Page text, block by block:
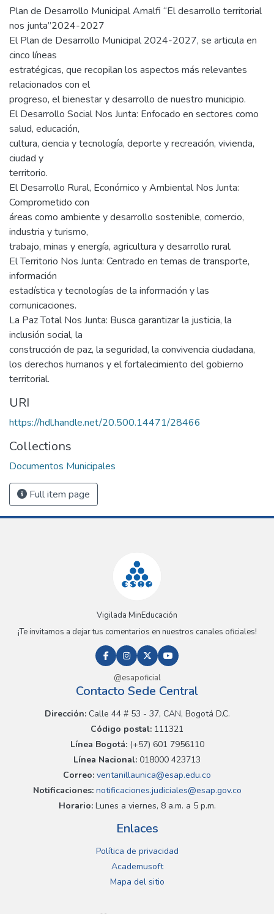
Plan de Desarrollo Municipal Amalfi “El desarrollo territorial
nos junta”2024-2027
El Plan de Desarrollo Municipal 2024-2027, se articula en
cinco líneas
estratégicas, que recopilan los aspectos más relevantes
relacionados con el
progreso, el bienestar y desarrollo de nuestro municipio.
El Desarrollo Social Nos Junta: Enfocado en sectores como
salud, educación,
cultura, ciencia y tecnología, deporte y recreación, vivienda,
ciudad y
territorio.
El Desarrollo Rural, Económico y Ambiental Nos Junta:
Comprometido con
áreas como ambiente y desarrollo sostenible, comercio,
industria y turismo,
trabajo, minas y energía, agricultura y desarrollo rural.
El Territorio Nos Junta: Centrado en temas de transporte,
información
estadística y tecnologías de la información y las
comunicaciones.
La Paz Total Nos Junta: Busca garantizar la justicia, la
inclusión social, la
construcción de paz, la seguridad, la convivencia ciudadana,
los derechos humanos y el fortalecimiento del gobierno
territorial.
URI
https://hdl.handle.net/20.500.14471/28466
Collections
Documentos Municipales
Full item page
Vigilada MinEducación
¡Te invitamos a dejar tus comentarios en nuestros canales oficiales!
@esapoficial
Contacto Sede Central
Dirección:Calle 44 # 53 - 37, CAN, Bogotá D.C.
Código postal: 111321
Línea Bogotá:(+57) 601 7956110
Línea Nacional: 018000 423713
Correo: ventanillaunica@esap.edu.co
Notificaciones:notificaciones.judiciales@esap.gov.co
Horario:Lunes a viernes, 8 a.m. a 5 p.m.
Enlaces
Política de privacidad
Academusoft
Mapa del sitio